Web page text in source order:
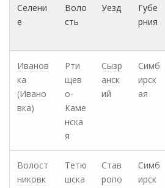
Селени
е
Воло
сть
Уезд
Губе
рния
Иванов
ка
(Ивано
вка)
Рти
щев
о-
Каме
нска
я
Сызр
анск
ий
Симб
ирск
ая
Волост
никовк
Тетю
шска
Став
ропо
Симб
ирск